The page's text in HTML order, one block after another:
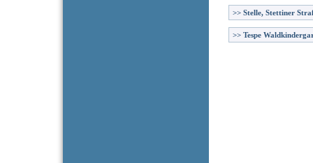
>> Stelle, Stettiner
>> Tespe